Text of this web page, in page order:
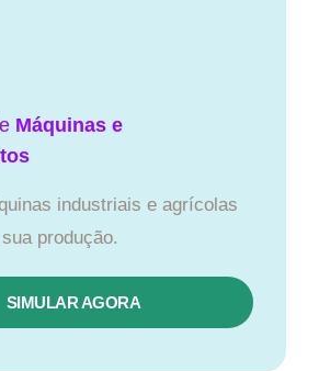
Máquinas e
industriais e agrícolas
produção.
SIMULAR AGORA